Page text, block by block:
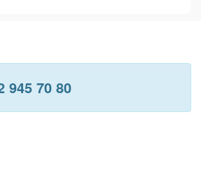
945 70 80